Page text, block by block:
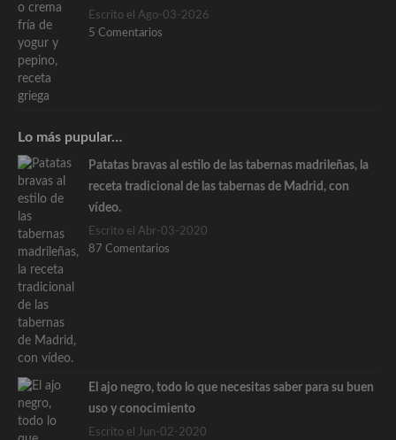
Escrito el Ago-03-2026
5 Comentarios
Lo más pupular…
Patatas bravas al estilo de las tabernas madrileñas, la
receta tradicional de las tabernas de Madrid, con
vídeo.
Escrito el Abr-03-2020
87 Comentarios
El ajo negro, todo lo que necesitas saber para su buen
uso y conocimiento
Escrito el Jun-02-2020